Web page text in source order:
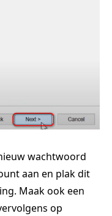
wachtwoord
aan en plak dit
Maak ook een
op